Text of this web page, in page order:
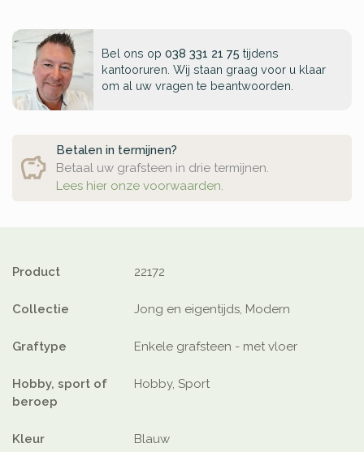
Bel ons op 038 331 21 75 tijdens
kantooruren. Wij staan graag voor u klaar
om al uw vragen te beantwoorden.
Betalen in termijnen?
Betaal uw grafsteen in drie termijnen.
Lees hier onze voorwaarden.
Product 22172
Collectie Jong en eigentijds, Modern
Graftype Enkele grafsteen - met vloer
Hobby, sport of
beroep
Hobby, Sport
Kleur Blauw